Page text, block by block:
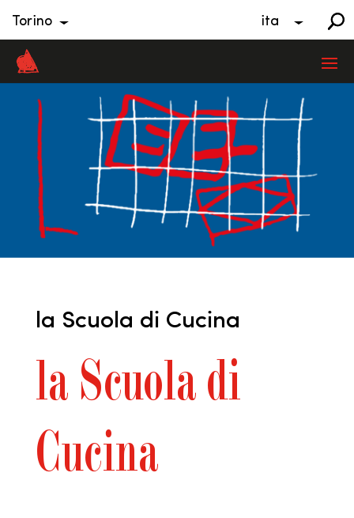
Torino ita
la Scuola di Cucina
la Scuola di
Cucina